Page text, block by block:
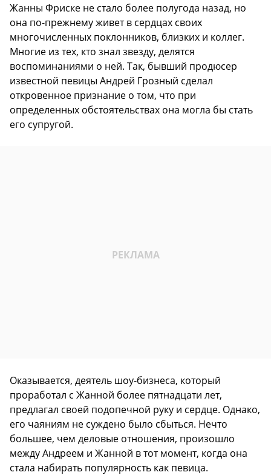
Жанны Фриске не стало более полугода назад, но
она по-прежнему живет в сердцах своих
многочисленных поклонников, близких и коллег.
Многие из тех, кто знал звезду, делятся
воспоминаниями о ней. Так, бывший продюсер
известной певицы Андрей Грозный сделал
откровенное признание о том, что при
определенных обстоятельствах она могла бы стать
его супругой.
Оказывается, деятель шоу-бизнеса, который
проработал с Жанной более пятнадцати лет,
предлагал своей подопечной руку и сердце. Однако,
его чаяниям не суждено было сбыться. Нечто
большее, чем деловые отношения, произошло
между Андреем и Жанной в тот момент, когда она
стала набирать популярность как певица.